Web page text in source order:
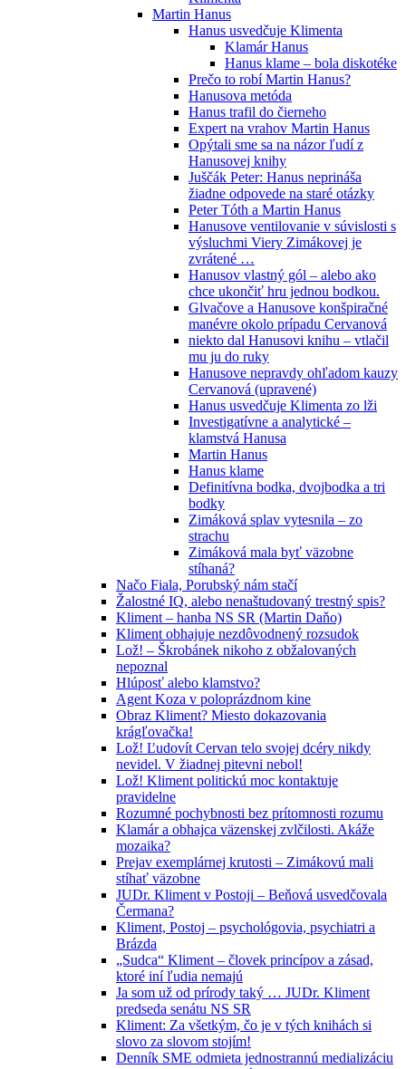
Martin Hanus
Hanus usvedčuje Klimenta
Klamár Hanus
Hanus klame – bola diskotéke
Prečo to robí Martin Hanus?
Hanusova metóda
Hanus trafil do čierneho
Expert na vrahov Martin Hanus
Opýtali sme sa na názor ľudí z
Hanusovej knihy
Juščák Peter: Hanus neprináša
žiadne odpovede na staré otázky
Peter Tóth a Martin Hanus
Hanusove ventilovanie v súvislosti s
výsluchmi Viery Zimákovej je
zvrátené …
Hanusov vlastný gól – alebo ako
chce ukončiť hru jednou bodkou.
Glvačove a Hanusove konšpiračné
manévre okolo prípadu Cervanová
niekto dal Hanusovi knihu – vtlačil
mu ju do ruky
Hanusove nepravdy ohľadom kauzy
Cervanová (upravené)
Hanus usvedčuje Klimenta zo lži
Investigatívne a analytické –
klamstvá Hanusa
Martin Hanus
Hanus klame
Definitívna bodka, dvojbodka a tri
bodky
Zimáková splav vytesnila – zo
strachu
Zimáková mala byť väzobne
stíhaná?
Načo Fiala, Porubský nám stačí
Žalostné IQ, alebo nenaštudovaný trestný spis?
Kliment – hanba NS SR (Martin Daňo)
Kliment obhajuje nezdôvodnený rozsudok
Lož! – Škrobánek nikoho z obžalovaných
nepoznal
Hlúposť alebo klamstvo?
Agent Koza v poloprázdnom kine
Obraz Kliment? Miesto dokazovania
krágľovačka!
Lož! Ľudovít Cervan telo svojej dcéry nikdy
nevidel. V žiadnej pitevni nebol!
Lož! Kliment politickú moc kontaktuje
pravidelne
Rozumné pochybnosti bez prítomnosti rozumu
Klamár a obhajca väzenskej zvlčilosti. Akáže
mozaika?
Prejav exemplárnej krutosti – Zimákovú mali
stíhať väzobne
JUDr. Kliment v Postoji – Beňová usvedčovala
Čermana?
Kliment, Postoj – psychológovia, psychiatri a
Brázda
„Sudca“ Kliment – človek princípov a zásad,
ktoré iní ľudia nemajú
Ja som už od prírody taký … JUDr. Kliment
predseda senátu NS SR
Kliment: Za všetkým, čo je v tých knihách si
slovo za slovom stojím!
Denník SME odmieta jednostrannú medializáciu